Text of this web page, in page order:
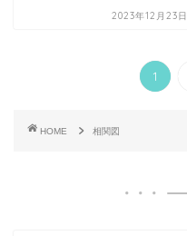
2023年12月23日
1
HOME 相関図